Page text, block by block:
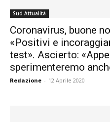
Sud Attualità
Coronavirus, buone
«Positivi e
test». Ascierto:
sperimenteremo
Redazione - 12 Aprile 2020